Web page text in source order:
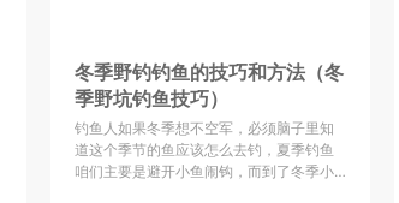
冬季野钓钓鱼的技巧和方法（冬
季野坑钓鱼技巧）
钓鱼人如果冬季想不空军，必须脑子里知
道这个季节的鱼应该怎么去钓，夏季钓鱼
咱们主要是避开小鱼闹钩，而到了冬季小